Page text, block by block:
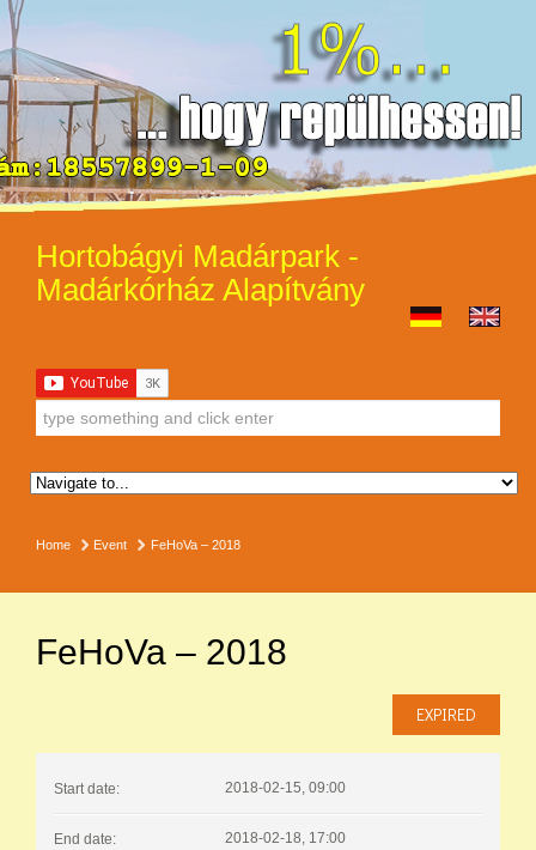
Hortobágyi Madárpark -
Madárkórház Alapítvány
Home Event FeHoVa – 2018
FeHoVa – 2018
EXPIRED
Start date: 2018-02-15, 09:00
End date: 2018-02-18, 17:00